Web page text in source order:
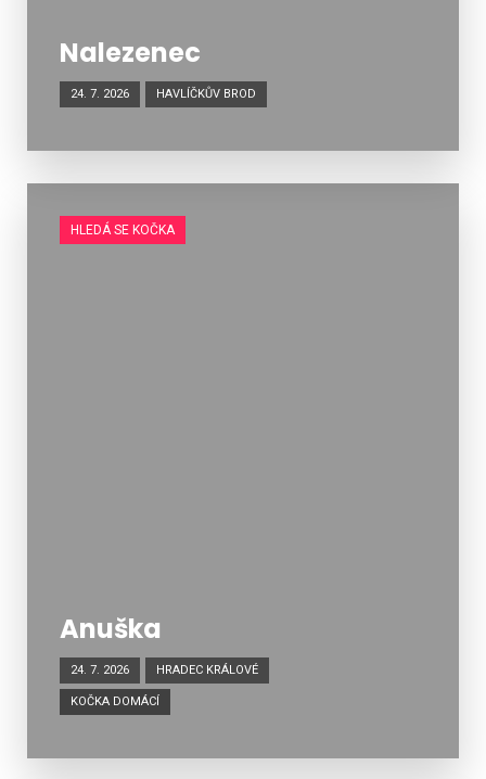
Nalezenec
24. 7. 2026 HAVLÍČKŮV BROD
HLEDÁ SE KOČKA
Anuška
24. 7. 2026 HRADEC KRÁLOVÉ
KOČKA DOMÁCÍ